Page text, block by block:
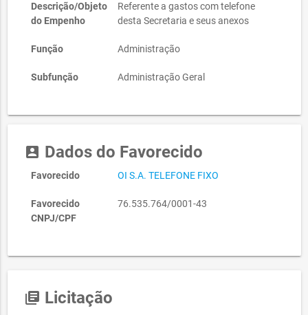
Descrição/Objeto
do Empenho
Referente a gastos com telefone
desta Secretaria e seus anexos
Função Administração
Subfunção Administração Geral
account_box Dados do Favorecido
Favorecido OI S.A. TELEFONE FIXO
Favorecido
CNPJ/CPF
76.535.764/0001-43
library_books Licitação